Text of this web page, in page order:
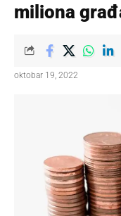
miliona
oktobar 19, 2022